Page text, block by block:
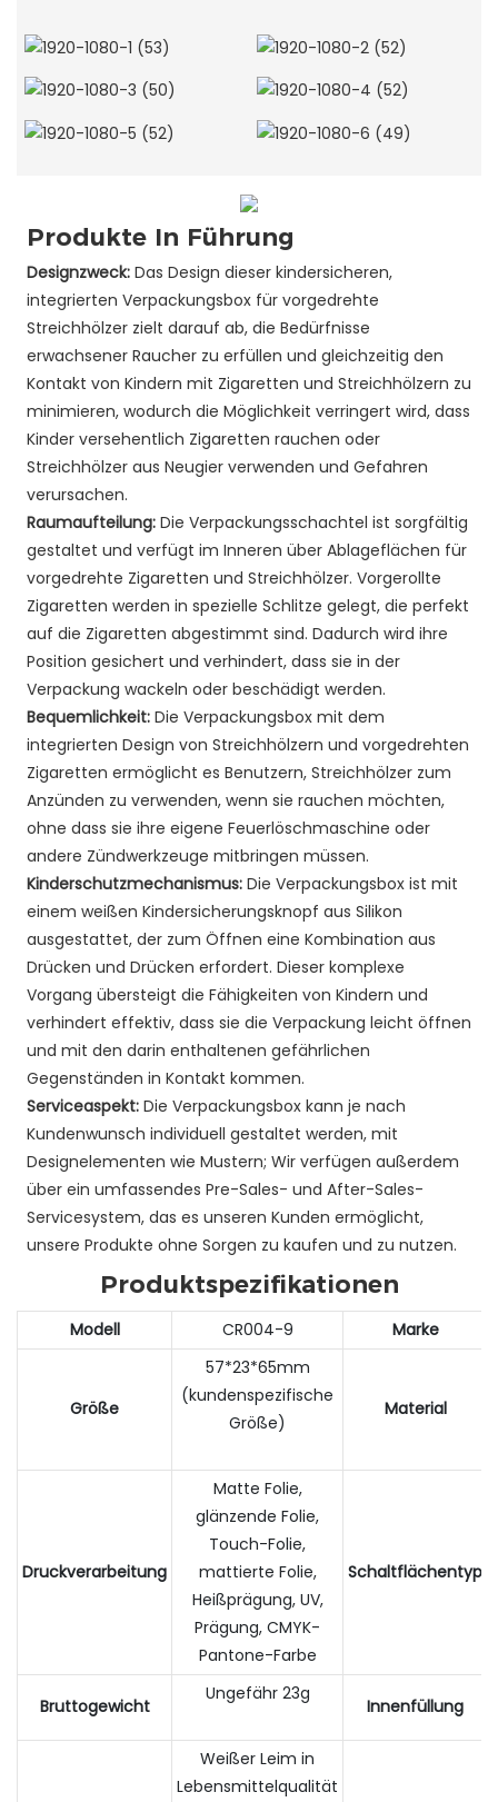
Produkte In Führung
Designzweck: Das Design dieser kindersicheren,
integrierten Verpackungsbox für vorgedrehte
Streichhölzer zielt darauf ab, die Bedürfnisse
erwachsener Raucher zu erfüllen und gleichzeitig den
Kontakt von Kindern mit Zigaretten und Streichhölzern zu
minimieren, wodurch die Möglichkeit verringert wird, dass
Kinder versehentlich Zigaretten rauchen oder
Streichhölzer aus Neugier verwenden und Gefahren
verursachen.
Raumaufteilung: Die Verpackungsschachtel ist sorgfältig
gestaltet und verfügt im Inneren über Ablageflächen für
vorgedrehte Zigaretten und Streichhölzer. Vorgerollte
Zigaretten werden in spezielle Schlitze gelegt, die perfekt
auf die Zigaretten abgestimmt sind. Dadurch wird ihre
Position gesichert und verhindert, dass sie in der
Verpackung wackeln oder beschädigt werden.
Bequemlichkeit: Die Verpackungsbox mit dem
integrierten Design von Streichhölzern und vorgedrehten
Zigaretten ermöglicht es Benutzern, Streichhölzer zum
Anzünden zu verwenden, wenn sie rauchen möchten,
ohne dass sie ihre eigene Feuerlöschmaschine oder
andere Zündwerkzeuge mitbringen müssen.
Kinderschutzmechanismus: Die Verpackungsbox ist mit
einem weißen Kindersicherungsknopf aus Silikon
ausgestattet, der zum Öffnen eine Kombination aus
Drücken und Drücken erfordert. Dieser komplexe
Vorgang übersteigt die Fähigkeiten von Kindern und
verhindert effektiv, dass sie die Verpackung leicht öffnen
und mit den darin enthaltenen gefährlichen
Gegenständen in Kontakt kommen.
Serviceaspekt: Die Verpackungsbox kann je nach
Kundenwunsch individuell gestaltet werden, mit
Designelementen wie Mustern; Wir verfügen außerdem
über ein umfassendes Pre-Sales- und After-Sales-
Servicesystem, das es unseren Kunden ermöglicht,
unsere Produkte ohne Sorgen zu kaufen und zu nutzen.
Produktspezifikationen
Modell CR004-9 Marke
Größe
57*23*65mm
(kundenspezifische
Größe)
Material
Druckverarbeitung
Matte Folie,
glänzende Folie,
Touch-Folie,
mattierte Folie,
Heißprägung, UV,
Prägung, CMYK-
Pantone-Farbe
Schaltflächentyp
Bruttogewicht
Ungefähr 23g
Innenfüllung
Weißer Leim in
Lebensmittelqualität